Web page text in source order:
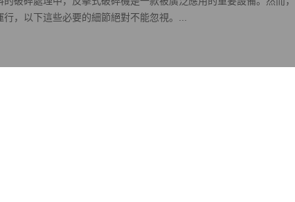
，以下這些必要的細節絕對不能忽視。...